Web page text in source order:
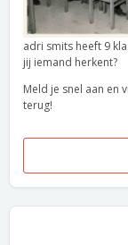
adri smits heeft 9
jij iemand herkent?
Meld je snel aan en
terug!